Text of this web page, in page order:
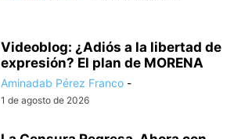
Videoblog: ¿Adiós a la libertad de
expresión? El plan de MORENA
Aminadab Pérez Franco -
1 de agosto de 2026